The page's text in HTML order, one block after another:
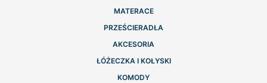
MATERACE
PRZEŚCIERADŁA
AKCESORIA
ŁÓŻECZKA I KOŁYSKI
KOMODY